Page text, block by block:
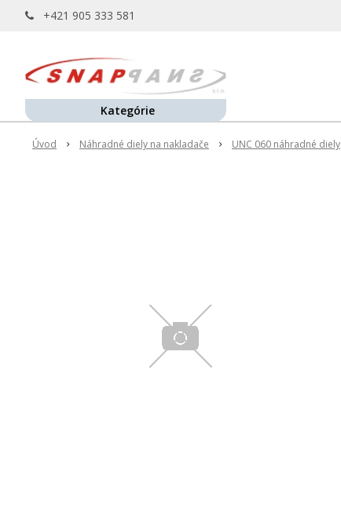
+421 905 333 581
Úvod Náhradné diely na nakladače UNC 060 náhradné diely
Kategórie